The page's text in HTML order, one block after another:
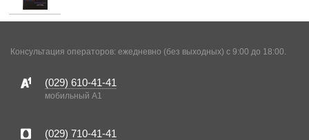
Консультация операторов: ежедневно (без выходных) с 9:00 до 18:00.
(029) 610-41-41
мобильный A1
(029) 710-41-41